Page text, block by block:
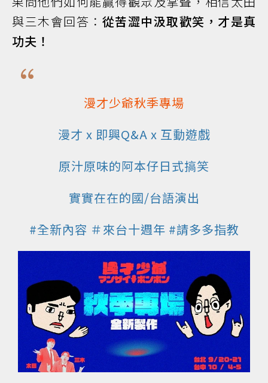
與三木會回答： 從苦澀中汲取歡笑，才是真
功夫！
漫才少爺秋季專場
漫才 x 即興Q&A x 互動遊戲
原汁原味的阿本仔日式搞笑
實實在在的國/台語演出
#全新內容 ＃來台十週年 #請多多指教